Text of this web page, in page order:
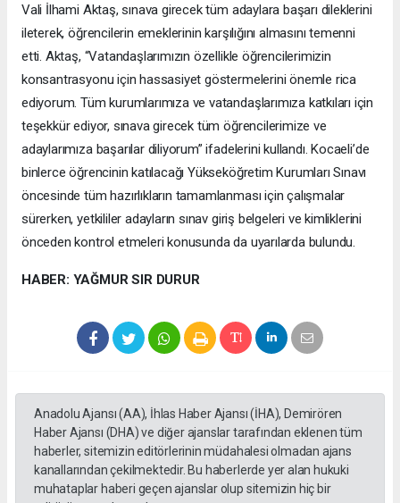
Vali İlhami Aktaş, sınava girecek tüm adaylara başarı dileklerini
ileterek, öğrencilerin emeklerinin karşılığını almasını temenni
etti. Aktaş, “Vatandaşlarımızın özellikle öğrencilerimizin
konsantrasyonu için hassasiyet göstermelerini önemle rica
ediyorum. Tüm kurumlarımıza ve vatandaşlarımıza katkıları için
teşekkür ediyor, sınava girecek tüm öğrencilerimize ve
adaylarımıza başarılar diliyorum” ifadelerini kullandı. Kocaeli’de
binlerce öğrencinin katılacağı Yükseköğretim Kurumları Sınavı
öncesinde tüm hazırlıkların tamamlanması için çalışmalar
sürerken, yetkililer adayların sınav giriş belgeleri ve kimliklerini
önceden kontrol etmeleri konusunda da uyarılarda bulundu.
HABER: YAĞMUR SIR DURUR
Anadolu Ajansı (AA), İhlas Haber Ajansı (İHA), Demirören
Haber Ajansı (DHA) ve diğer ajanslar tarafından eklenen tüm
haberler, sitemizin editörlerinin müdahalesi olmadan ajans
kanallarından çekilmektedir. Bu haberlerde yer alan hukuki
muhataplar haberi geçen ajanslar olup sitemizin hiç bir